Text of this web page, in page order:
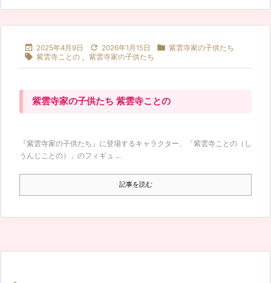
 2025年4月9日  2026年1月15日  紫雲寺家の子供たち
 紫雲寺ことの , 紫雲寺家の子供たち
紫雲寺家の子供たち 紫雲寺ことの
『紫雲寺家の子供たち』に登場するキャラクター、「紫雲寺ことの（し
うんじことの）」のフィギュ ...
記事を読む